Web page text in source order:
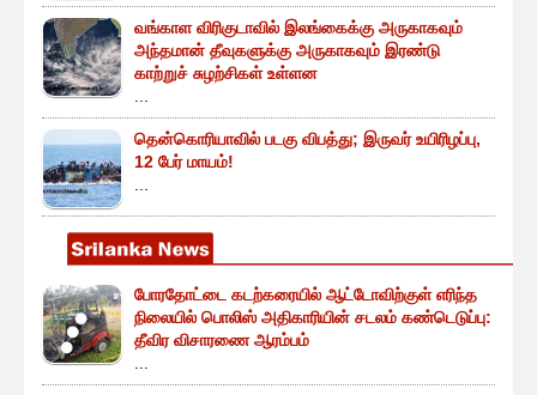
வங்காள விரிகுடாவில் இலங்கைக்கு அருகாகவும்
அந்தமான் தீவுகளுக்கு அருகாகவும் இரண்டு
காற்றுச் சுழற்சிகள் உள்ளன
...
தென்கொரியாவில் படகு விபத்து; இருவர் உயிரிழப்பு,
12 பேர் மாயம்!
...
போரதோட்டை கடற்கரையில் ஆட்டோவிற்குள் எரிந்த
நிலையில் பொலிஸ் அதிகாரியின் சடலம் கண்டெடுப்பு:
தீவிர விசாரணை ஆரம்பம்
...